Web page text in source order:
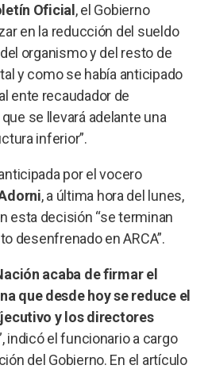
Oficial , el Gobierno
en la reducción del sueldo
organismo y del resto de
y como se había anticipado
ente recaudador de
se llevará adelante una
inferior”.
por el vocero
, a última hora del lunes,
esta decisión “se terminan
desenfrenado en ARCA”.
acaba de firmar el
que desde hoy se reduce el
y los directores
indicó el funcionario a cargo
del Gobierno. En el artículo